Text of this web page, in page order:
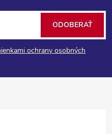
ochrany osobných
ODOBERAŤ